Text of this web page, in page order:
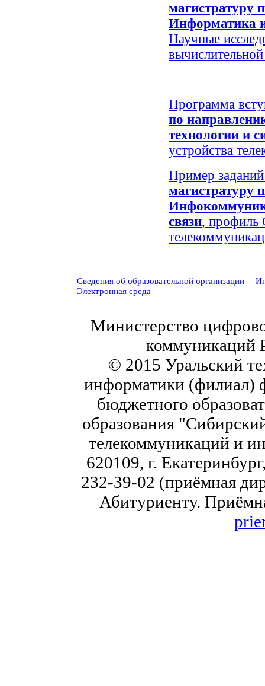
магистратуру
Информатика
Научные
Программа
по
технологии и
устройства
Пример
магистратуру
связи, профиль
Сведения об образовательной организации |
Электронная среда
Министерство
коммуникаций
© 2015 Уральский
информатики (филиал)
бюджетного
образования
телекоммуникаций и
620109, г.
232-39-02 (приёмная
Абитуриенту.